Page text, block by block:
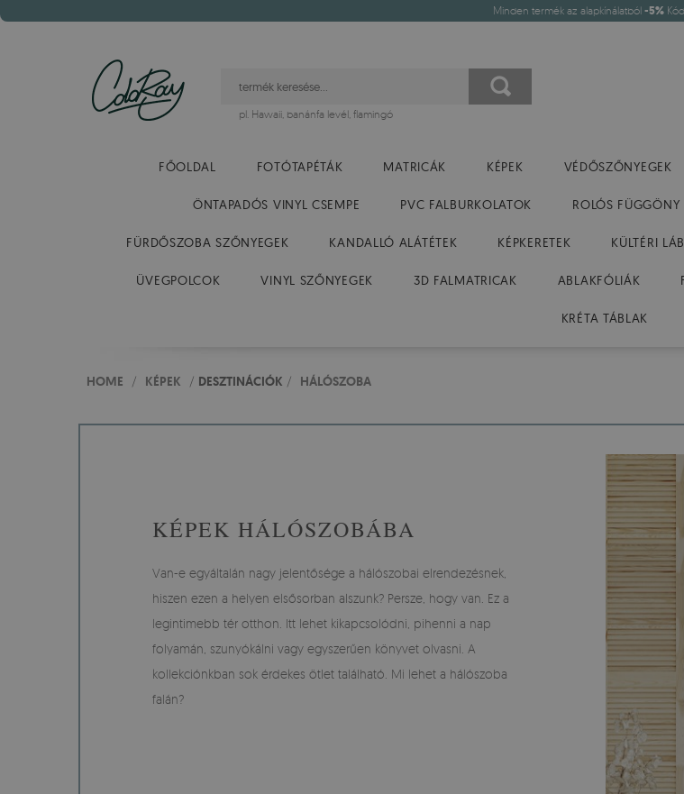
Minden termék az alapkínálatból -5%
pl. Hawaii, banánfa levél, flamingó
FŐOLDAL FOTÓTAPÉTÁK MATRICÁK KÉPEK VÉDŐSZŐNYEGEK
ÖNTAPADÓS VINYL CSEMPE PVC FALBURKOLATOK ROLÓS FÜGGÖNY
FÜRDŐSZOBA SZŐNYEGEK KANDALLÓ ALÁTÉTEK KÉPKERETEK KÜLTÉRI
ÜVEGPOLCOK VINYL SZŐNYEGEK 3D FALMATRICAK ABLAKFÓLIÁK
KRÉTA TÁBLAK
HOME / KÉPEK / DESZTINÁCIÓK / HÁLÓSZOBA
KÉPEK HÁLÓSZOBÁBA
Van-e egyáltalán nagy jelentősége a hálószobai elrendezésnek,
hiszen ezen a helyen elsősorban alszunk? Persze, hogy van. Ez a
legintimebb tér otthon. Itt lehet kikapcsolódni, pihenni a nap
folyamán, szunyókálni vagy egyszerűen könyvet olvasni. A
kollekciónkban sok érdekes ötlet található. Mi lehet a hálószoba
falán?